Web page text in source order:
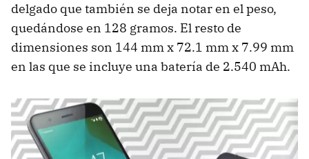
delgado que también se deja notar en el peso,
quedándose en 128 gramos. El resto de
dimensiones son 144 mm x 72.1 mm x 7.99 mm
en las que se incluye una batería de 2.540 mAh.